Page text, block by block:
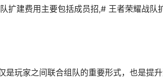
扩建费用主要包括成员招,# 王者荣耀战队
是玩家之间联合组队的重要形式，也是提